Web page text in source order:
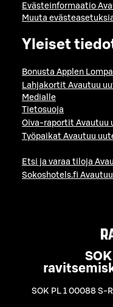
Evästeinformaatio
Muuta
Yleiset
Bonusta Applen
Lahjakortit Avautuu
Medialle
Tietosuoja
Oiva-raportit Avautuu
Työpaikat Avautuu
Etsi ja varaa tiloja
Sokoshotels.fi
SOK PL 1 00088 S-